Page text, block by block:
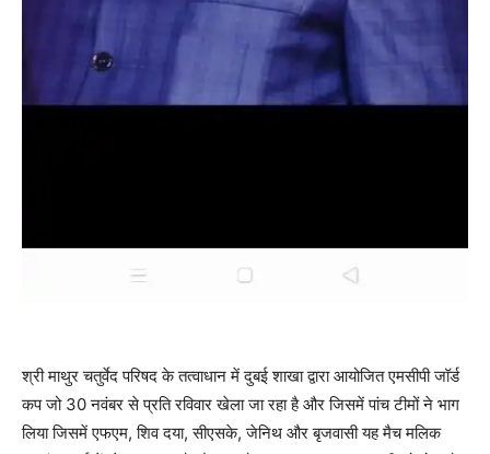
श्री माथुर चतुर्वेद परिषद के तत्वाधान में दुबई शाखा द्वारा आयोजित एमसीपी जॉर्ड
कप जो 30 नवंबर से प्रति रविवार खेला जा रहा है और जिसमें पांच टीमों ने भाग
लिया जिसमें एफएम, शिव दया, सीएसके, जेनिथ और बृजवासी यह मैच मलिक